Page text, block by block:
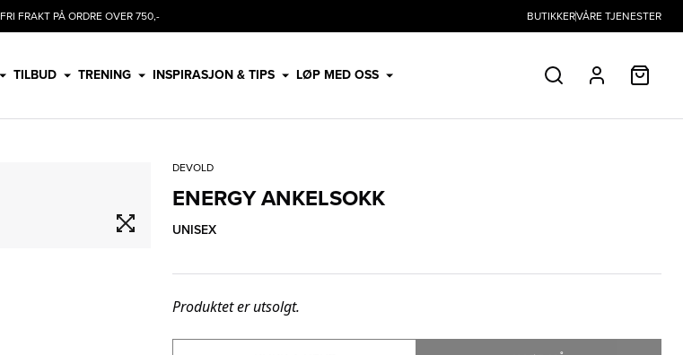
FRI FRAKT PÅ ORDRE OVER 750,- BUTIKKERVÅRE TJENESTER
TILBUD TRENING INSPIRASJON & TIPS LØP MED OSS SØK PROFIL
DEVOLD
ENERGY ANKELSOKK
UNISEX
Produktet er utsolgt.